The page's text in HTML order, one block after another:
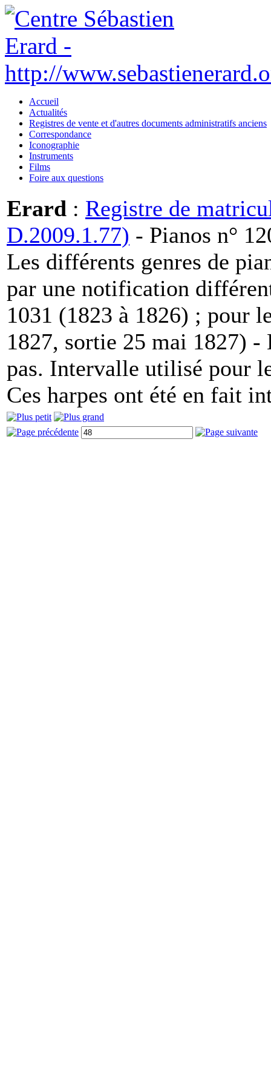
Accueil
Actualités
Registres de vente et d'autres documents administratifs anciens
Correspondance
Iconographie
Instruments
Films
Foire aux questions
Erard : Registre de
D.2009.1.77) - Pianos n°
Les différents genres de
par une notification
1031 (1823 à 1826) ; pour
1827, sortie 25 mai 1827) -
pas. Intervalle utilisé pour
Ces harpes ont été en fait